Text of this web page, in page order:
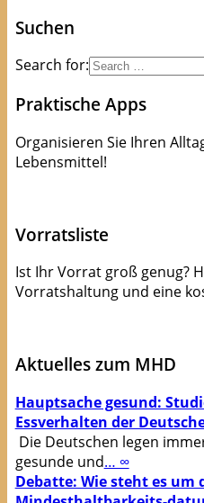
Suchen
Search for:
Praktische Apps
Organisieren Sie Ihren
Lebensmittel!
Vorratsliste
Ist Ihr Vorrat groß genug?
Vorratshaltung und eine
Aktuelles zum MHD
Hauptsache gesund:
Essverhalten der
Die Deutschen legen
gesunde und… ∞
Debatte: Wie steht es um